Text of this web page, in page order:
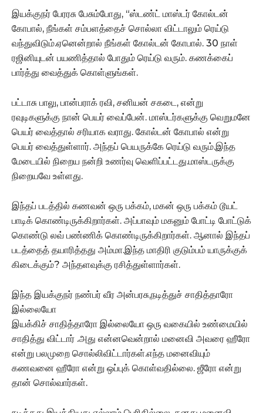
இயக்குநர் பேரரசு பேசும்போது, “ஸ்டண்ட் மாஸ்டர் கோல்டன்
கோபால், நீங்கள் சம்பளத்தைச் சொல்லா விட்டாலும் ரெய்டு
வந்துவிடும்.ஏனென்றால் நீங்கள் கோல்டன் கோபால். 30 நாள்
ரஜினியுடன் பயணித்தால் போதும் ரெய்டு வரும். கணக்கைப்
பார்த்து வைத்துக் கொள்ளுங்கள்.
பட்டாசு பாலு, பான்பராக் ரவி, சனியன் சகடை, என்று
ரவுடிகளுக்கு நான் பெயர் வைப்பேன். மாஸ்டர்களுக்கு வெறுமனே
பெயர் வைத்தால் சரியாக வராது. கோல்டன் கோபால் என்று
பெயர் வைத்துள்ளார். அந்தப் பெயருக்கே ரெய்டு வரும்.இந்த
மேடையில் நிறைய நன்றி உணர்வு வெளிப்பட்டது.மாஸ்டருக்கு
நிறையவே உள்ளது.
இந்தப் படத்தில் கணவன் ஒரு பக்கம், மகன் ஒரு பக்கம் டூயட்
பாடிக் கொண்டிருக்கிறார்கள். அப்பாவும் மகனும் போட்டி போட்டுக்
கொண்டு லவ் பண்ணிக் கொண்டிருக்கிறார்கள். ஆனால் இந்தப்
படத்தைத் தயாரித்தது அம்மா.இந்த மாதிரி குடும்பம் யாருக்குக்
கிடைக்கும்? அந்தளவுக்கு ரசித்துள்ளார்கள்.
இந்த இயக்குநர் நண்பர் வீர அன்பரசு,நடித்துச் சாதித்தாரோ
இல்லையோ
இயக்கிச் சாதித்தாரோ இல்லையோ ஒரு வகையில் உண்மையில்
சாதித்து விட்டார் .அது என்னவென்றால் மனைவி அவரை ஹீரோ
என்று பலமுறை சொல்லிவிட்டார்கள்.எந்த மனைவியும்
கணவனை ஹீரோ என்று ஒப்புக் கொள்வதில்லை. ஜீரோ என்று
தான் சொல்வார்கள்.